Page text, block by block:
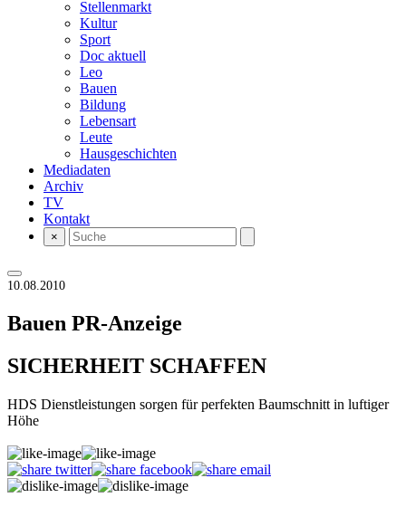
Stellenmarkt
Kultur
Sport
Doc aktuell
Leo
Bauen
Bildung
Lebensart
Leute
Hausgeschichten
Mediadaten
Archiv
TV
Kontakt
×
10.08.2010
Bauen PR-Anzeige
SICHERHEIT SCHAFFEN
HDS Dienstleistungen sorgen für perfekten Baumschnitt in luftiger
Höhe